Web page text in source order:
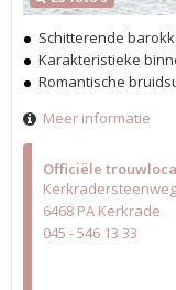
Officiële
6468 PA Kerkrade
045 - 546 13 33
Schitterende
Karakteristieke
Romantische
Meer informatie